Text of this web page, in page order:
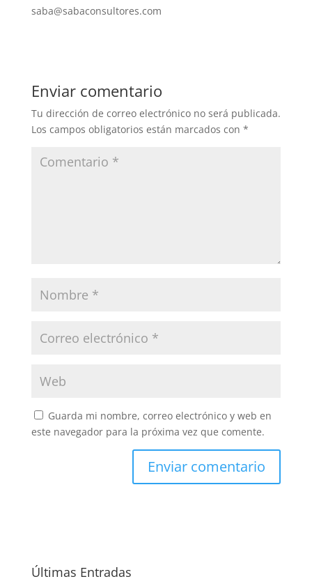
saba@sabaconsultores.com
Enviar comentario
Tu dirección de correo electrónico no será publicada.
Los campos obligatorios están marcados con *
Guarda mi nombre, correo electrónico y web en
este navegador para la próxima vez que comente.
Últimas Entradas